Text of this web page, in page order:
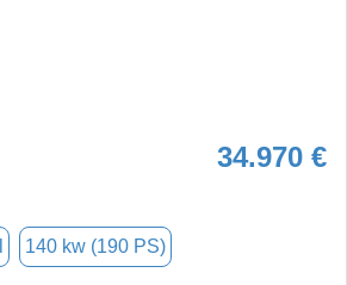
34.970 €
140 kw (190 PS)